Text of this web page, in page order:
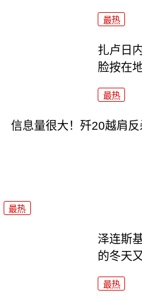
最热
扎卢日
脸按在
最热
信息量很大！歼20越肩
最热
泽连斯
的冬天
最热